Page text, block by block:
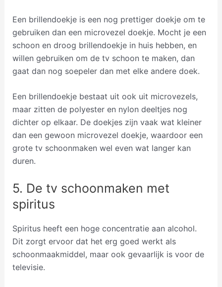
Een brillendoekje is een nog prettiger doekje om te
gebruiken dan een microvezel doekje. Mocht je een
schoon en droog brillendoekje in huis hebben, en
willen gebruiken om de tv schoon te maken, dan
gaat dan nog soepeler dan met elke andere doek.
Een brillendoekje bestaat uit ook uit microvezels,
maar zitten de polyester en nylon deeltjes nog
dichter op elkaar. De doekjes zijn vaak wat kleiner
dan een gewoon microvezel doekje, waardoor een
grote tv schoonmaken wel even wat langer kan
duren.
5. De tv schoonmaken met
spiritus
Spiritus heeft een hoge concentratie aan alcohol.
Dit zorgt ervoor dat het erg goed werkt als
schoonmaakmiddel, maar ook gevaarlijk is voor de
televisie.